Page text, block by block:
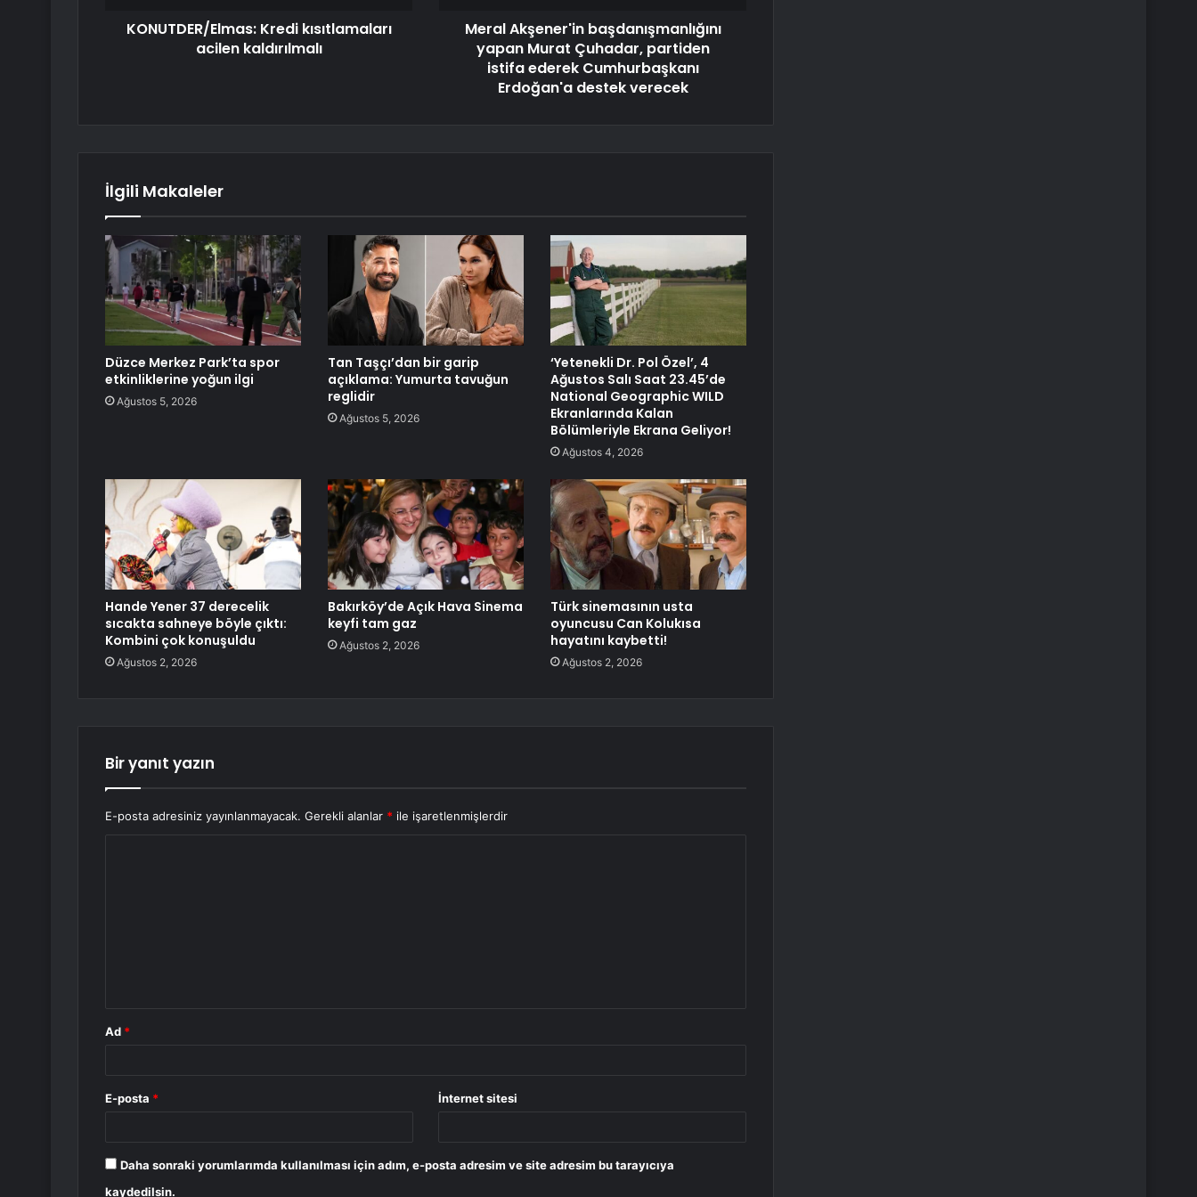
KONUTDER/Elmas: Kredi kısıtlamaları
acilen kaldırılmalı
Meral Akşener'in başdanışmanlığını
yapan Murat Çuhadar, partiden
istifa ederek Cumhurbaşkanı
Erdoğan'a destek verecek
İlgili Makaleler
Düzce Merkez Park’ta spor
etkinliklerine yoğun ilgi
Ağustos 5, 2026
Tan Taşçı’dan bir garip
açıklama: Yumurta tavuğun
reglidir
Ağustos 5, 2026
‘Yetenekli Dr. Pol Özel’, 4
Ağustos Salı Saat 23.45’de
National Geographic WILD
Ekranlarında Kalan
Bölümleriyle Ekrana Geliyor!
Ağustos 4, 2026
Hande Yener 37 derecelik
sıcakta sahneye böyle çıktı:
Kombini çok konuşuldu
Ağustos 2, 2026
Bakırköy’de Açık Hava Sinema
keyfi tam gaz
Ağustos 2, 2026
Türk sinemasının usta
oyuncusu Can Kolukısa
hayatını kaybetti!
Ağustos 2, 2026
Bir yanıt yazın
E-posta adresiniz yayınlanmayacak. Gerekli alanlar * ile işaretlenmişlerdir
Ad *
E-posta * İnternet sitesi
Daha sonraki yorumlarımda kullanılması için adım, e-posta adresim ve site adresim bu tarayıcıya
kaydedilsin.